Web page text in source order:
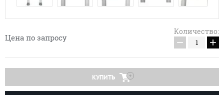
Цена по запросу
Количество:
− +
КУПИТЬ